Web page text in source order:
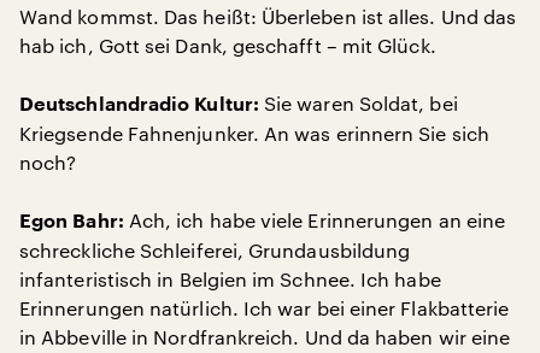
Wand kommst. Das heißt: Überleben ist alles. Und das
hab ich, Gott sei Dank, geschafft – mit Glück.
Deutschlandradio Kultur: Sie waren Soldat, bei
Kriegsende Fahnenjunker. An was erinnern Sie sich
noch?
Egon Bahr: Ach, ich habe viele Erinnerungen an eine
schreckliche Schleiferei, Grundausbildung
infanteristisch in Belgien im Schnee. Ich habe
Erinnerungen natürlich. Ich war bei einer Flakbatterie
in Abbeville in Nordfrankreich. Und da haben wir eine